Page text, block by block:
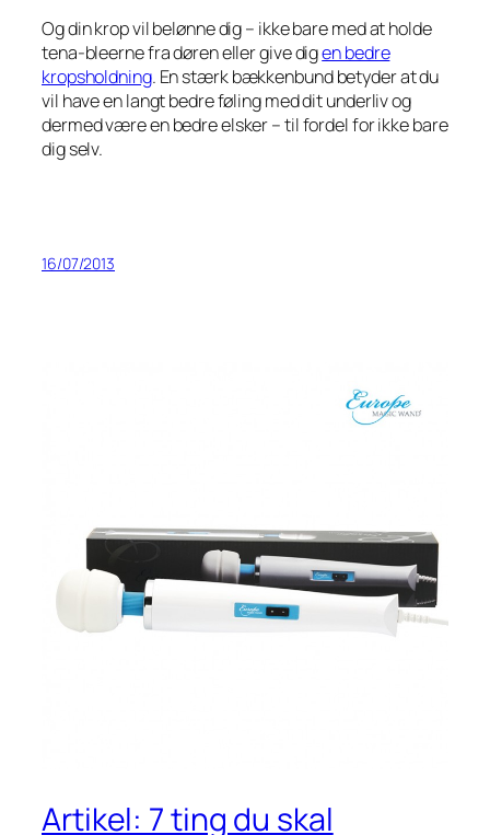
Og din krop vil belønne dig – ikke bare med at holde
tena-bleerne fra døren eller give digen bedre
kropsholdning. En stærk bækkenbund betyder at du
vil have en langt bedre føling med dit underliv og
dermed være en bedre elsker – til fordel for ikke bare
dig selv.
16/07/2013
Artikel: 7 ting du skal